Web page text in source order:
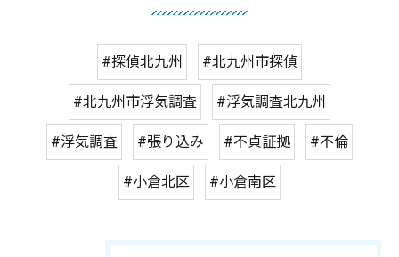
#探偵北九州 #北九州市探偵
#北九州市浮気調査 #浮気調査北九州
#浮気調査 #張り込み #不貞証拠 #不倫
#小倉北区 #小倉南区